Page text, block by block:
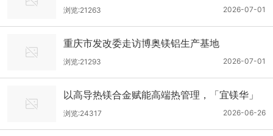
2026-07-01
浏览:21263
重庆市发改委走访博奥镁铝生产基地
2026-07-01
浏览:21293
以高导热镁合金赋能高端热管理，「宜镁华」
近期宣布完成数千万元天使轮融资
2026-06-26
浏览:24317